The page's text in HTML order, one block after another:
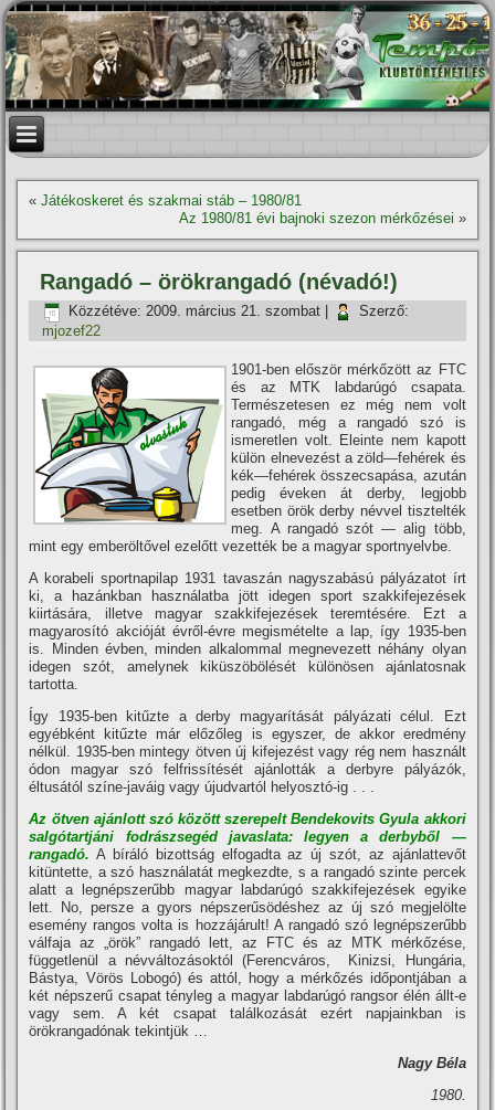
«Játékoskeret és szakmai stáb – 1980/81
Az 1980/81 évi bajnoki szezon mérkőzései »
Rangadó – örökrangadó (névadó!)
Közzétéve: 2009. március 21. szombat
Szerző:
mjozef22
1901-ben először mérkőzött az FTC
és az MTK labdarúgó csapata.
Természetesen ez még nem volt
rangadó, még a rangadó szó is
ismeretlen volt. Eleinte nem kapott
külön elnevezést a zöld—fehérek és
kék—fehérek összecsapása, azután
pedig éveken át derby, legjobb
esetben örök derby névvel tisztelték
meg. A rangadó szót — alig több,
mint egy emberöltővel ezelőtt vezették be a magyar sportnyelvbe.
A korabeli sportnapilap 1931 tavaszán nagyszabású pályázatot í­rt
ki, a hazánkban használatba jött idegen sport szakkifejezések
kiirtására, illetve magyar szakkifejezések teremtésére. Ezt a
magyarosí­tó akcióját évről-évre megismételte a lap, í­gy 1935-ben
is. Minden évben, minden alkalommal megnevezett néhány olyan
idegen szót, amelynek kiküszöbölését különösen ajánlatosnak
tartotta.
Így 1935-ben kitűzte a derby magyarí­tását pályázati célul. Ezt
egyébként kitűzte már előzőleg is egyszer, de akkor eredmény
nélkül. 1935-ben mintegy ötven új kifejezést vagy rég nem használt
ódon magyar szó felfrissí­tését ajánlották a derbyre pályázók,
éltusától szí­ne-javáig vagy újudvartól helyosztó-ig . . .
Az ötven ajánlott szó között szerepelt Bendekovits Gyula akkori
salgótartjáni fodrászsegéd javaslata: legyen a derbyből —
rangadó. A bí­ráló bizottság elfogadta az új szót, az ajánlattevőt
kitüntette, a szó használatát megkezdte, s a rangadó szinte percek
alatt a legnépszerűbb magyar labdarúgó szakkifejezések egyike
lett. No, persze a gyors népszerűsödéshez az új szó megjelölte
esemény rangos volta is hozzájárult! A rangadó szó legnépszerűbb
válfaja az „örök” rangadó lett, az FTC és az MTK mérkőzése,
függetlenül a névváltozásoktól (Ferencváros, Kinizsi, Hungária,
Bástya, Vörös Lobogó) és attól, hogy a mérkőzés időpontjában a
két népszerű csapat tényleg a magyar labdarúgó rangsor élén állt-e
vagy sem. A két csapat találkozását ezért napjainkban is
örökrangadónak tekintjük …
Nagy Béla
1980.